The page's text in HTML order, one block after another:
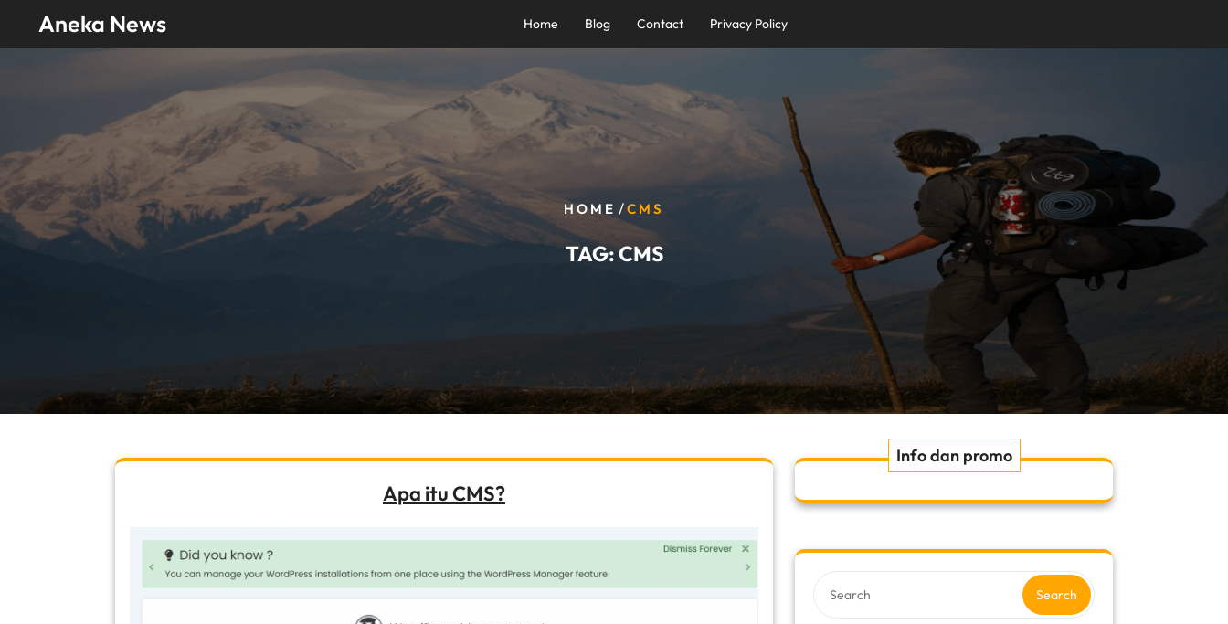
content
Aneka News Home Blog Contact Privacy Policy
HOME /CMS
TAG:CMS
Apa itu CMS?
Info dan promo
Search